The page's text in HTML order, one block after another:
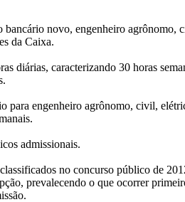
novo, engenheiro
da Caixa.
diárias, caracterizando 30 horas
para engenheiro agrônomo, civil,
admissionais.
no concurso público de
prevalecendo o que ocorrer